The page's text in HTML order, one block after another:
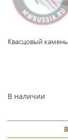
Квасцовый камень
В наличии